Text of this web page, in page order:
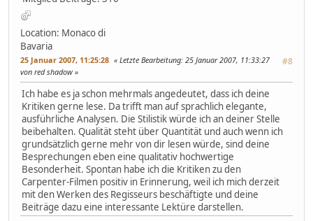
Location: Monaco di
Bavaria
25 Januar 2007, 11:25:28 #8
Letzte Bearbeitung: 25 Januar 2007, 11:33:27
von red shadow
Ich habe es ja schon mehrmals angedeutet, dass ich deine
Kritiken gerne lese. Da trifft man auf sprachlich elegante,
ausführliche Analysen. Die Stilistik würde ich an deiner Stelle
beibehalten. Qualität steht über Quantität und auch wenn ich
grundsätzlich gerne mehr von dir lesen würde, sind deine
Besprechungen eben eine qualitativ hochwertige
Besonderheit. Spontan habe ich die Kritiken zu den
Carpenter-Filmen positiv in Erinnerung, weil ich mich derzeit
mit den Werken des Regisseurs beschäftigte und deine
Beiträge dazu eine interessante Lektüre darstellen.